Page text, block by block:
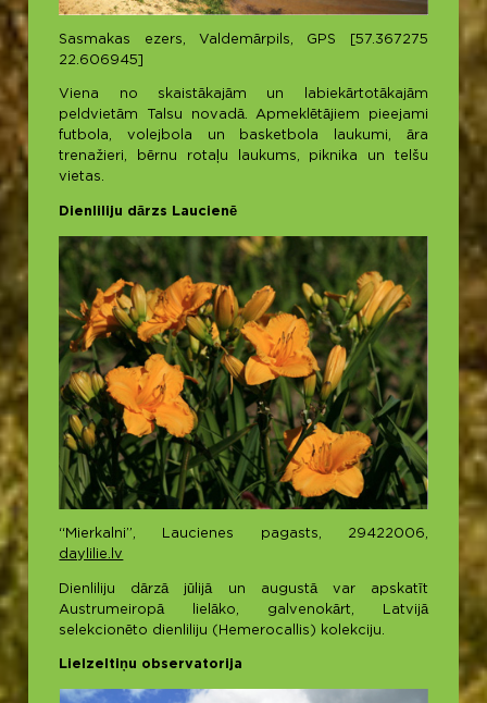
Sasmakas ezers, Valdemārpils, GPS [57.367275
22.606945]
Viena no skaistākajām un labiekārtotākajām
peldvietām Talsu novadā. Apmeklētājiem pieejami
futbola, volejbola un basketbola laukumi, āra
trenažieri, bērnu rotaļu laukums, piknika un telšu
vietas.
Dienliliju dārzs Laucienē
“Mierkalni”, Laucienes pagasts, 29422006,
daylilie.lv
Dienliliju dārzā jūlijā un augustā var apskatīt
Austrumeiropā lielāko, galvenokārt, Latvijā
selekcionēto dienliliju (Hemerocallis) kolekciju.
Lielzeltiņu observatorija